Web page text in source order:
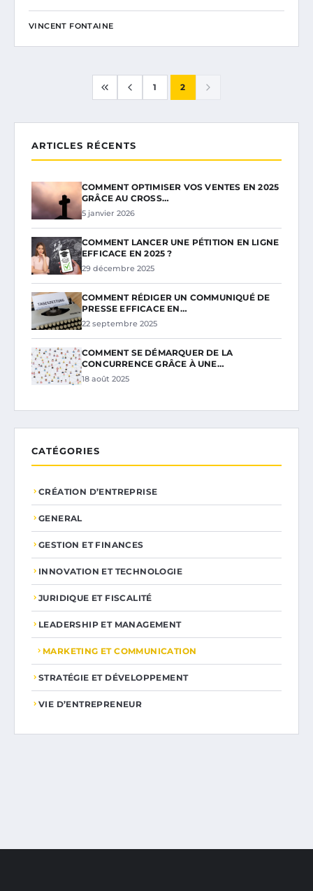
VINCENT FONTAINE
1 2
ARTICLES RÉCENTS
COMMENT OPTIMISER VOS VENTES EN 2025
GRÂCE AU CROSS…
5 janvier 2026
COMMENT LANCER UNE PÉTITION EN LIGNE
EFFICACE EN 2025 ?
29 décembre 2025
COMMENT RÉDIGER UN COMMUNIQUÉ DE
PRESSE EFFICACE EN…
22 septembre 2025
COMMENT SE DÉMARQUER DE LA
CONCURRENCE GRÂCE À UNE…
18 août 2025
CATÉGORIES
CRÉATION D’ENTREPRISE
GENERAL
GESTION ET FINANCES
INNOVATION ET TECHNOLOGIE
JURIDIQUE ET FISCALITÉ
LEADERSHIP ET MANAGEMENT
MARKETING ET COMMUNICATION
STRATÉGIE ET DÉVELOPPEMENT
VIE D’ENTREPRENEUR